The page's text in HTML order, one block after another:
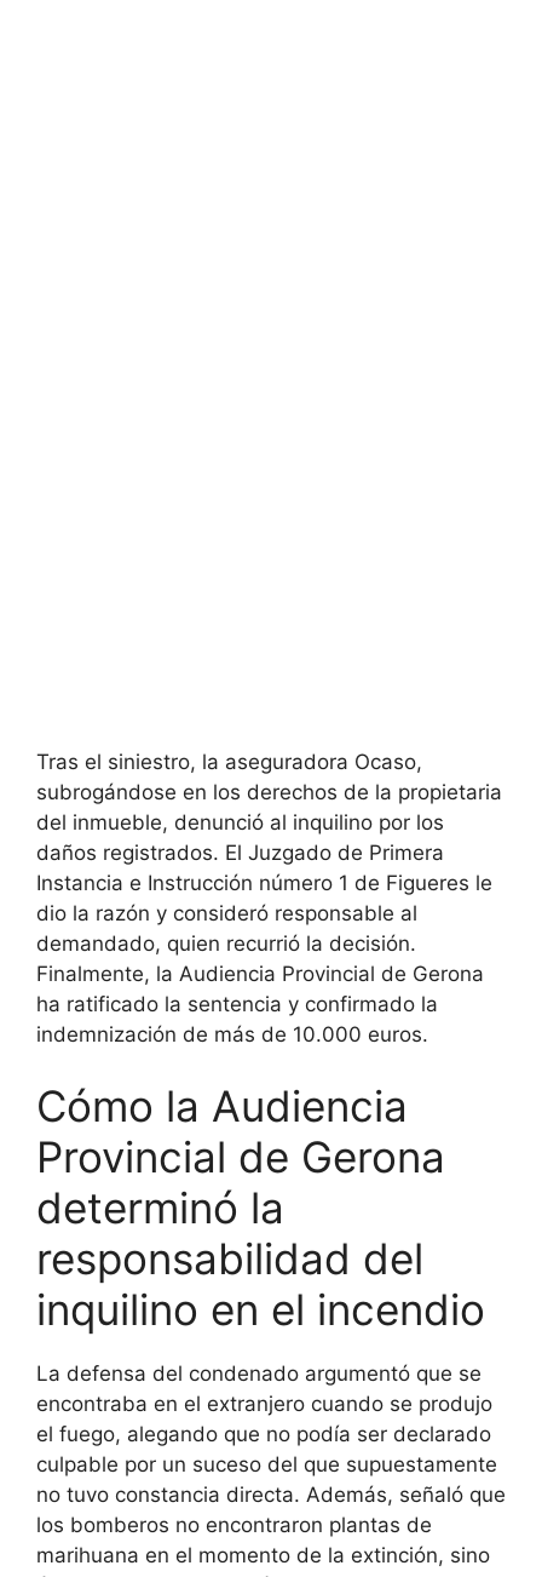
Tras el siniestro, la aseguradora Ocaso,
subrogándose en los derechos de la propietaria
del inmueble, denunció al inquilino por los
daños registrados. El Juzgado de Primera
Instancia e Instrucción número 1 de Figueres le
dio la razón y consideró responsable al
demandado, quien recurrió la decisión.
Finalmente, la Audiencia Provincial de Gerona
ha ratificado la sentencia y confirmado la
indemnización de más de 10.000 euros.
Cómo la Audiencia
Provincial de Gerona
determinó la
responsabilidad del
inquilino en el incendio
La defensa del condenado argumentó que se
encontraba en el extranjero cuando se produjo
el fuego, alegando que no podía ser declarado
culpable por un suceso del que supuestamente
no tuvo constancia directa. Además, señaló que
los bomberos no encontraron plantas de
marihuana en el momento de la extinción, sino